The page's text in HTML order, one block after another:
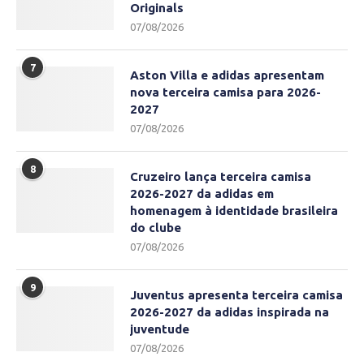
Originals
07/08/2026
7
Aston Villa e adidas apresentam
nova terceira camisa para 2026-
2027
07/08/2026
8
Cruzeiro lança terceira camisa
2026-2027 da adidas em
homenagem à identidade brasileira
do clube
07/08/2026
9
Juventus apresenta terceira camisa
2026-2027 da adidas inspirada na
juventude
07/08/2026